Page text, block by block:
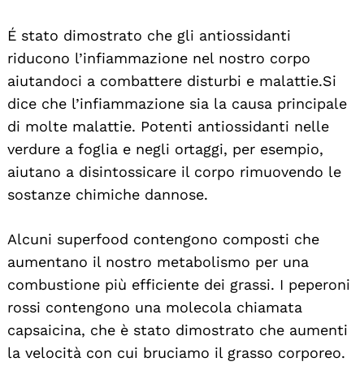
É stato dimostrato che gli antiossidanti
riducono l’infiammazione nel nostro corpo
aiutandoci a combattere disturbi e malattie. Si
dice che l’infiammazione sia la causa principale
di molte malattie. Potenti antiossidanti nelle
verdure a foglia e negli ortaggi, per esempio,
aiutano a disintossicare il corpo rimuovendo le
sostanze chimiche dannose.
Alcuni superfood contengono composti che
aumentano il nostro metabolismo per una
combustione più efficiente dei grassi. I peperoni
rossi contengono una molecola chiamata
capsaicina, che è stato dimostrato che aumenti
la velocità con cui bruciamo il grasso corporeo.